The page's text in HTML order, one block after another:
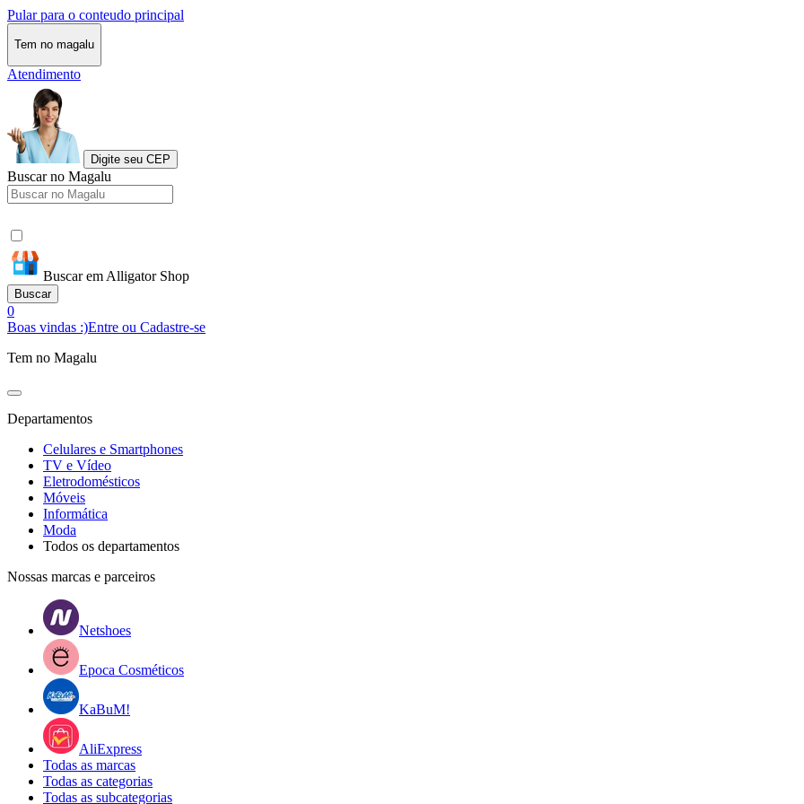
Pular para o conteudo principal
Tem no magalu
Atendimento
Digite seu CEP
Buscar no Magalu
Buscar em Alligator Shop
Buscar
0
Boas vindas :)Entre ou Cadastre-se
Tem no Magalu
Departamentos
Celulares e Smartphones
TV e Vídeo
Eletrodomésticos
Móveis
Informática
Moda
Todos os departamentos
Nossas marcas e parceiros
Netshoes
Epoca Cosméticos
KaBuM!
AliExpress
Todas as marcas
Todas as categorias
Todas as subcategorias